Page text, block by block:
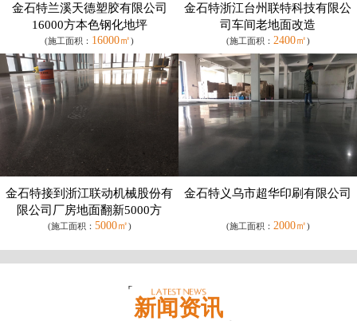
金石特兰溪天德塑胶有限公司
16000方本色钢化地坪
(施工面积： 16000㎡)
金石特浙江台州联特科技有限公
司车间老地面改造
(施工面积： 2400㎡)
金石特接到浙江联动机械股份有
限公司厂房地面翻新5000方
(施工面积： 5000㎡)
金石特义乌市超华印刷有限公司
(施工面积： 2000㎡)
新闻资讯